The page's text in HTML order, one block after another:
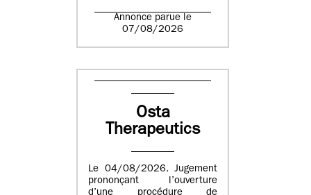
Annonce parue le
07/08/2026
Osta
Therapeutics
Le 04/08/2026. Jugement
prononçant l’ouverture